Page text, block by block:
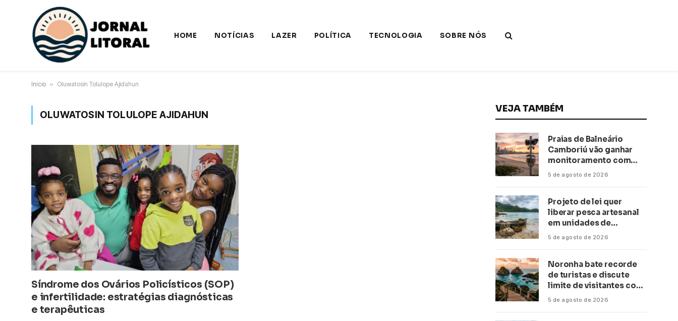
HOME NOTÍCIAS LAZER POLÍTICA TECNOLOGIA SOBRE NÓS
Início » Oluwatosin Tolulope Ajidahun
OLUWATOSIN TOLULOPE AJIDAHUN
Síndrome dos Ovários Policísticos (SOP)
e infertilidade: estratégias diagnósticas
e terapêuticas
VEJA TAMBÉM
Praias de Balneário
Camboriú vão ganhar
monitoramento com
inteligência artificial
5 de agosto de 2026
Projeto de lei quer
liberar pesca artesanal
em unidades de
conservação
5 de agosto de 2026
Noronha bate recorde
de turistas e discute
limite de visitantes com
a Anac
5 de agosto de 2026